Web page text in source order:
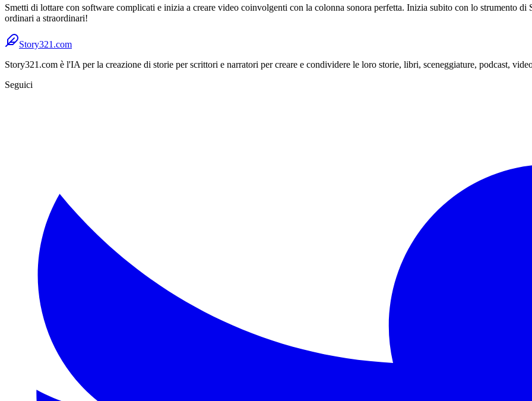
Smetti di lottare con software complicati e inizia a creare video coinvolgenti con la colonna sonora perfetta. Inizia subito con lo strumento
ordinari a straordinari!
Story321.com
Story321.com è l'IA per la creazione di storie per scrittori e narratori per creare e condividere le loro storie, libri, sceneggiature, podcast,
Seguici